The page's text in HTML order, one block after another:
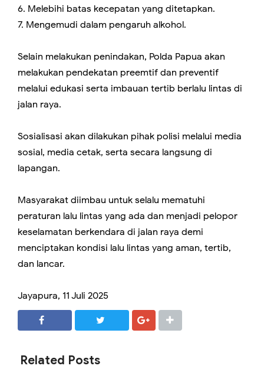
6. Melebihi batas kecepatan yang ditetapkan.
7. Mengemudi dalam pengaruh alkohol.
Selain melakukan penindakan, Polda Papua akan
melakukan pendekatan preemtif dan preventif
melalui edukasi serta imbauan tertib berlalu lintas di
jalan raya.
Sosialisasi akan dilakukan pihak polisi melalui media
sosial, media cetak, serta secara langsung di
lapangan.
Masyarakat diimbau untuk selalu mematuhi
peraturan lalu lintas yang ada dan menjadi pelopor
keselamatan berkendara di jalan raya demi
menciptakan kondisi lalu lintas yang aman, tertib,
dan lancar.
Jayapura, 11 Juli 2025
Related Posts